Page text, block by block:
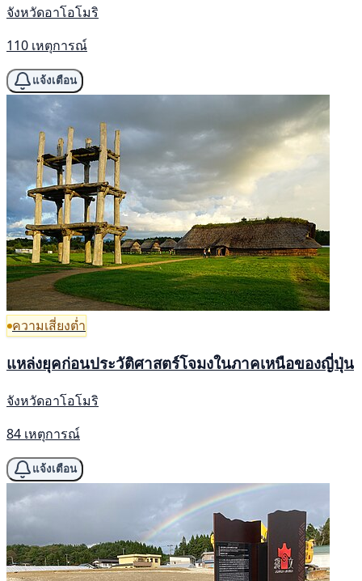
จังหวัดอาโอโมริ
110 เหตุการณ์
แจ้งเตือน
ความเสี่ยงต่ำ
แหล่งยุคก่อนประวัติศาสตร์โจมงในภาคเหนือของญี่ปุ่น
จังหวัดอาโอโมริ
84 เหตุการณ์
แจ้งเตือน